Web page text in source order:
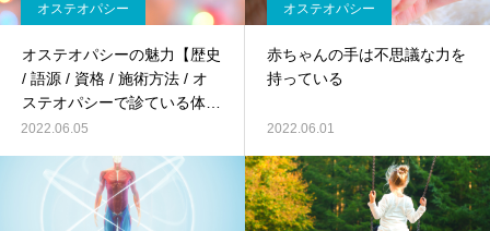
オステオパシー
オステオパシーの魅力【歴史
/ 語源 / 資格 / 施術方法 / オ
ステオパシーで診ている体の
世界観 / 筋膜(ファシア)の重
とオステオパシー / オステオ
パシー偉人達の言葉】
2022.06.05
オステオパシー
赤ちゃんの手は不思議な力を
持っている
2022.06.01